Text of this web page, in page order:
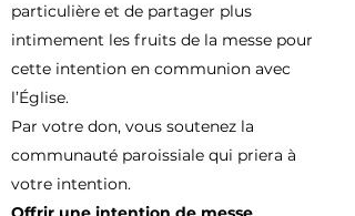
particulière et de partager plus
intimement les fruits de la messe pour
cette intention en communion avec
l’Église.
Par votre don, vous soutenez la
communauté paroissiale qui priera à
votre intention.